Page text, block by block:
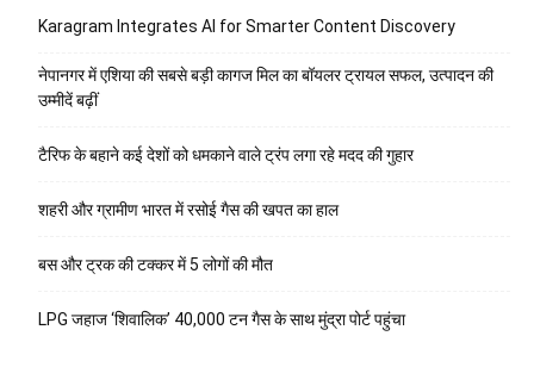
Karagram Integrates AI for Smarter Content Discovery
नेपानगर में एशिया की सबसे बड़ी कागज मिल का बॉयलर ट्रायल सफल, उत्पादन की
उम्मीदें बढ़ीं
टैरिफ के बहाने कई देशों को धमकाने वाले ट्रंप लगा रहे मदद की गुहार
शहरी और ग्रामीण भारत में रसोई गैस की खपत का हाल
बस और ट्रक की टक्कर में 5 लोगों की मौत
LPG जहाज ‘शिवालिक’ 40,000 टन गैस के साथ मुंद्रा पोर्ट पहुंचा